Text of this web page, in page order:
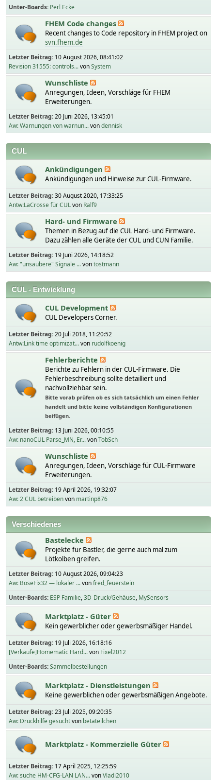
Unter-Boards Perl Ecke
FHEM Code changes
Recent changes to Code repository in FHEM project on
svn.fhem.de
Letzter Beitrag: 10 August 2026, 08:41:02
Revision 31555: controls...vonSystem
Wunschliste
Anregungen, Ideen, Vorschläge für FHEM
Erweiterungen.
Letzter Beitrag:20 Juni 2026, 13:45:01
Aw: Warnungen von warnun...vondennisk
CUL
Ankündigungen
Ankündigungen und Hinweise zur CUL-Firmware.
Letzter Beitrag:30 August 2020, 17:33:25
Antw:LaCrosse für CULvon Ralf9
Hard- und Firmware
Themen in Bezug auf die CUL Hard- und Firmware.
Dazu zählen alle Geräte der CUL und CUN Familie.
Letzter Beitrag: 19 Juni 2026, 14:18:52
Aw: "unsaubere" Signale ...vontostmann
CUL - Entwicklung
CUL Development
CUL Developers Corner.
Letzter Beitrag:20 Juli 2018, 11:20:52
Antw:Link time optimizat...von rudolfkoenig
Fehlerberichte
Berichte zu Fehlern in der CUL-Firmware. Die
Fehlerbeschreibung sollte detailliert und
nachvollziehbar sein.
Bitte vorab prüfen ob es sich tatsächlich um einen Fehler
handelt und bitte keine vollständigen Konfigurationen
beifügen.
Letzter Beitrag: 13 Juni 2026, 00:10:55
Aw: nanoCUL Parse_MN, Er...vonTobSch
Wunschliste
Anregungen, Ideen, Vorschläge für CUL-Firmware
Erweiterungen.
Letzter Beitrag: 19 April 2026, 19:32:07
Aw: 2 CUL betreibenvon martinp876
Verschiedenes
Bastelecke
Projekte für Bastler, die gerne auch mal zum
Lötkolben greifen.
Letzter Beitrag: 10 August 2026, 09:04:23
Aw: BoseFix32 — lokaler ...vonfred_feuerstein
Unter-Boards ESP Familie 3D-Druck/Gehäuse MySensors
Marktplatz - Güter
Kein gewerblicher oder gewerbsmäßiger Handel.
Letzter Beitrag: 19 Juli 2026, 16:18:16
[Verkaufe]Homematic Hard...von Fixel2012
Unter-Boards Sammelbestellungen
Marktplatz - Dienstleistungen
Keine gewerblichen oder gewerbsmäßigen Angebote.
Letzter Beitrag:23 Juli 2025, 09:20:35
Aw: Druckhilfe gesuchtvon betateilchen
Marktplatz - Kommerzielle Güter
Letzter Beitrag: 17 April 2025, 12:25:59
Aw: suche HM-CFG-LAN LAN...vonVladi2010